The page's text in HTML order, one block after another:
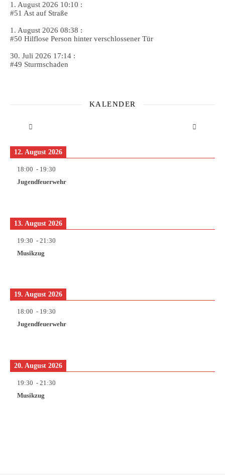
1. August 2026 10:10 :
#51 Ast auf Straße
1. August 2026 08:38 :
#50 Hilflose Person hinter verschlossener Tür
30. Juli 2026 17:14 :
#49 Sturmschaden
KALENDER
12. August 2026
18:00 - 19:30
Jugendfeuerwehr
13. August 2026
19:30 - 21:30
Musikzug
19. August 2026
18:00 - 19:30
Jugendfeuerwehr
20. August 2026
19:30 - 21:30
Musikzug